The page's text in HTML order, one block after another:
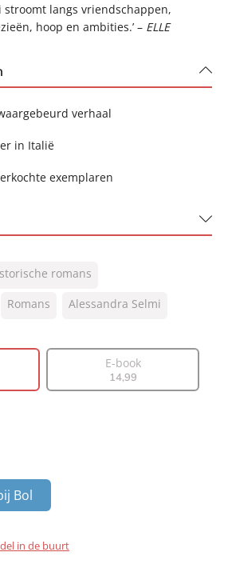
stroomt langs vriendschappen,
hoop en ambities.’ – ELLE
verhaal
in Italië
exemplaren
302
Paperback
Saskia Peterzon-Kotte
560
romans
Romans Alessandra Selmi
E-book
14,99
Bol
in de buurt